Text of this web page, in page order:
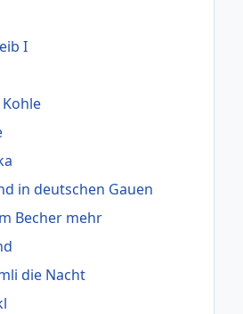
I
in deutschen Gauen
Becher mehr
die Nacht